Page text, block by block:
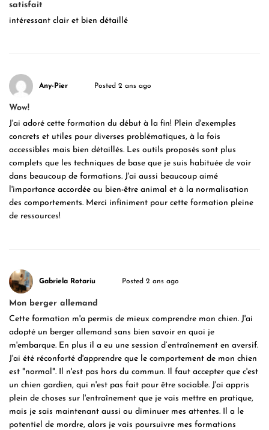
satisfait
intéressant clair et bien détaillé
Any-Pier Posted 2 ans ago
Wow!
J'ai adoré cette formation du début à la fin! Plein d'exemples
concrets et utiles pour diverses problématiques, à la fois
accessibles mais bien détaillés. Les outils proposés sont plus
complets que les techniques de base que je suis habituée de voir
dans beaucoup de formations. J'ai aussi beaucoup aimé
l'importance accordée au bien-être animal et à la normalisation
des comportements. Merci infiniment pour cette formation pleine
de ressources!
Gabriela Rotariu Posted 2 ans ago
Mon berger allemand
Cette formation m'a permis de mieux comprendre mon chien. J'ai
adopté un berger allemand sans bien savoir en quoi je
m'embarque. En plus il a eu une session d’entraînement en aversif.
J'ai été réconforté d'apprendre que le comportement de mon chien
est "normal". Il n'est pas hors du commun. Il faut accepter que c'est
un chien gardien, qui n'est pas fait pour être sociable. J'ai appris
plein de choses sur l'entraînement que je vais mettre en pratique,
mais je sais maintenant aussi ou diminuer mes attentes. Il a le
potentiel de mordre, alors je vais poursuivre mes formations